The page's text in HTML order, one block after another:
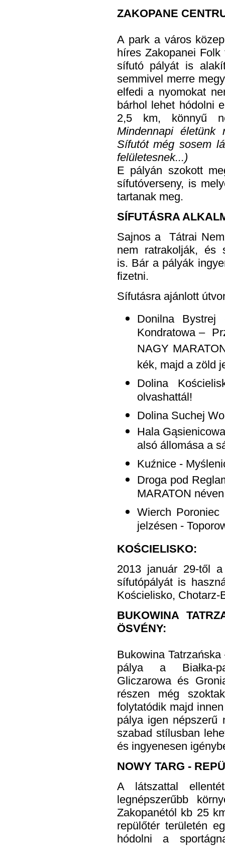
ZAKOPANE
A park a város
híres Zakopanei
sífutó pályát is
semmivel merre
elfedi a nyomokat
bárhol lehet hódolni
2,5 km, könnyű
Mindennapi
Sífutót még sosem
felületesnek...)
E pályán szokott
sífutóverseny, is
tartanak meg.
SÍFUTÁSRA
Sajnos a Tátrai
nem ratrakolják, és
is. Bár a pályák
fizetni.
Sífutásra ajánlott
Donilna
Kondratowa –
NAGY
kék, majd a zöld
Dolina
olvashattál!
Dolina Suchej
Hala
alsó állomása a
Kuźnice -
Droga pod
MARATON
Wierch
jelzésen -
KOŚCIELISKO:
2013 január 29-től
sífutópályát is
Kościelisko, Chotarz-
BUKOWINA
ÖSVÉNY:
Bukowina
pálya a Białka-
Gliczarowa és
részen még
folytatódik majd
pálya igen népszerű
szabad stílusban
és ingyenesen
NOWY TARG -
A látszattal
legnépszerűbb
Zakopanétól kb 25
repülőtér területén
hódolni a